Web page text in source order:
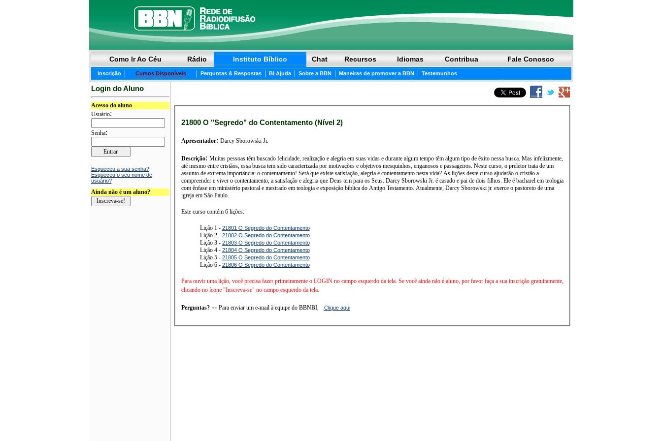
Como Ir Ao Céu Rádio Instituto Bíblico Chat Recursos Idiomas Contribua Fale Conosco
Inscrição | Cursos Disponíveis | Perguntas & Respostas | BI Ajuda | Sobre a BBN | Maneiras de promover a BBN | Testemunhos
Login do Aluno
Acesso do aluno
Usuário:
Senha:
Esqueceu a sua senha?
Esqueceu o seu nome de
usuário?
Ainda não é um aluno?
21800 O "Segredo" do Contentamento (Nível 2)
Apresentador: Darcy Sborowski Jr.
Descrição: Muitas pessoas têm buscado felicidade, realização e alegria em suas vidas e durante algum tempo têm algum tipo de êxito nessa busca. Mas infelizmente,
até mesmo entre cristãos, essa busca tem sido caracterizada por motivações e objetivos mesquinhos, enganosos e passageiros. Neste curso, o preletor trata de um
assunto de extrema importância: o contentamento! Será que existe satisfação, alegria e contentamento nesta vida? As lições deste curso ajudarão o cristão a
compreender e viver o contentamento, a satisfação e alegria que Deus tem para os Seus. Darcy Sborowski Jr. é casado e pai de dois filhos. Ele é bacharel em teologia
com ênfase em ministério pastoral e mestrado em teologia e exposição bíblica do Antigo Testamento. Atualmente, Darcy Sborowski jr. exerce o pastoreio de uma
igreja em São Paulo.
Este curso contém 6 lições:
Lição 1 - 21801 O Segredo do Contentamento
Lição 2 - 21802 O Segredo do Contentamento
Lição 3 - 21803 O Segredo do Contentamento
Lição 4 - 21804 O Segredo do Contentamento
Lição 5 - 21805 O Segredo do Contentamento
Lição 6 - 21806 O Segredo do Contentamento
Para ouvir uma lição, você precisa fazer primeiramente o LOGIN no campo esquerdo da tela. Se você ainda não é aluno, por favor faça a sua inscrição gratuitamente,
clicando no ícone "Inscreva-se" no campo esquerdo da tela.
Perguntas?-- Para enviar um e-mail à equipe do BBNBI, Clique aqui